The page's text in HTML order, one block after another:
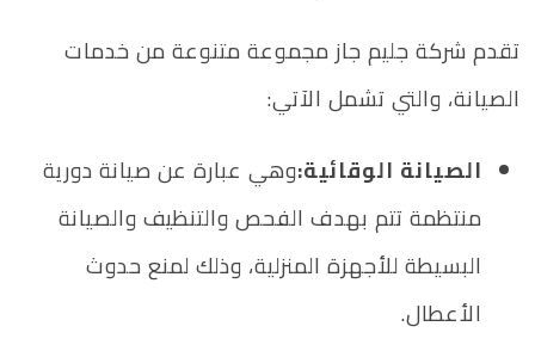
تقدم شركة جليم جاز مجموعة متنوعة من خدمات
الصيانة، والتي تشمل الآتي:
الصيانة الوقائية:وهي عبارة عن صيانة دورية
منتظمة تتم بهدف الفحص والتنظيف والصيانة
البسيطة للأجهزة المنزلية، وذلك لمنع حدوث
الأعطال.